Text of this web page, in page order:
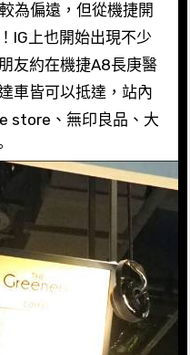
為偏遠，但從機捷開
IG上也開始出現不少
友約在機捷A8長庚醫
車皆可以抵達，站內
store、無印良品、大